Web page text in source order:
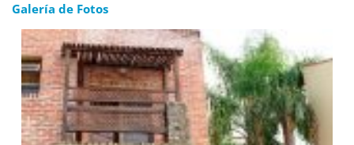
Galería de Fotos